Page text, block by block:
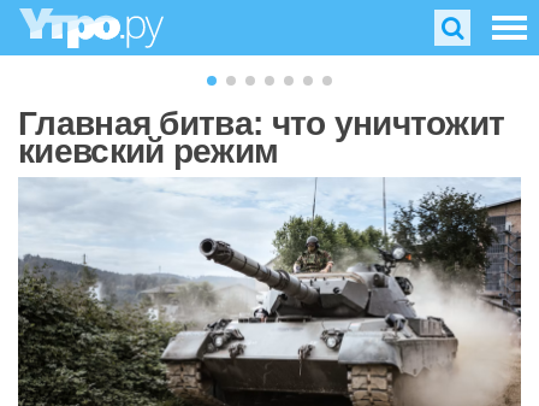
Главная битва: что уничтожит
киевский режим